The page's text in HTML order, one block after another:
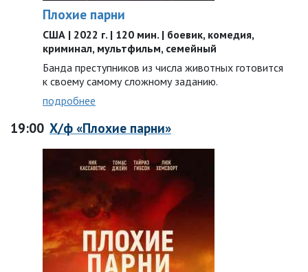
Плохие парни
США | 2022 г. | 120 мин. | боевик, комедия,
криминал, мультфильм, семейный
Банда преступников из числа животных готовится
к своему самому сложному заданию.
подробнее
19:00 Х/ф «Плохие парни»